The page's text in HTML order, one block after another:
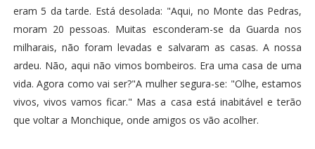
eram 5 da tarde. Está desolada: "Aqui, no Monte das Pedras,
moram 20 pessoas. Muitas esconderam-se da Guarda nos
milharais, não foram levadas e salvaram as casas. A nossa
ardeu. Não, aqui não vimos bombeiros. Era uma casa de uma
vida. Agora como vai ser?"A mulher segura-se: "Olhe, estamos
vivos, vivos vamos ficar." Mas a casa está inabitável e terão
que voltar a Monchique, onde amigos os vão acolher.